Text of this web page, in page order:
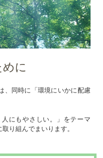
に
、同時に「環境にいかに配慮
にもやさしい。」をテーマ
り組んでまいります。